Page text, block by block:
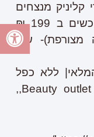
איפור עם 4 מוצרי קליניק מנצחים
בגודל מיוחד ב מ ת נ ה ! לרוכשים ב 199 ₪
שווי
גמר המלאי| ללא כפל
הטבות .לא כולל זוגות מוצרים Beauty outlet,,